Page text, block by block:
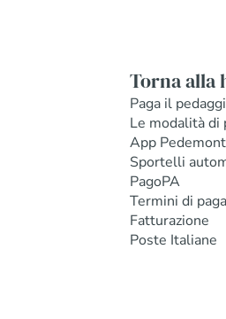
Torna alla
Paga il
Le modalità di
App
Sportelli
PagoPA
Termini di
Fatturazione
Poste Italiane